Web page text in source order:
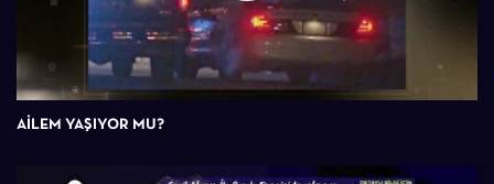
AILEM YAŞIYOR MU?